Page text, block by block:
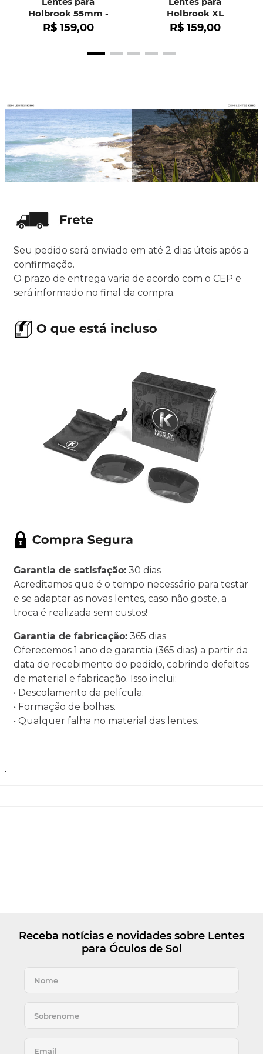
Holbrook 55mm -
OO9102
R$ 159,00
Holbrook XL
R$ 159,00
Seu pedido será enviado em até 2 dias úteis após a
confirmação.
O prazo de entrega varia de acordo com o CEP e
será informado no final da compra.
Garantia de satisfação: 30 dias
Acreditamos que é o tempo necessário para testar
e se adaptar as novas lentes, caso não goste, a
troca é realizada sem custos!
Garantia de fabricação: 365 dias
Oferecemos 1 ano de garantia (365 dias) a partir da
data de recebimento do pedido, cobrindo defeitos
de material e fabricação. Isso inclui:
• Descolamento da película.
• Formação de bolhas.
• Qualquer falha no material das lentes.
.
Receba notícias e novidades sobre Lentes
para Óculos de Sol